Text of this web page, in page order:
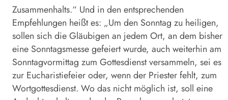
Zusammenhalts.“ Und in den entsprechenden
Empfehlungen heißt es: „Um den Sonntag zu heiligen,
sollen sich die Gläubigen an jedem Ort, an dem bisher
eine Sonntagsmesse gefeiert wurde, auch weiterhin am
Sonntagvormittag zum Gottesdienst versammeln, sei es
zur Eucharistiefeier oder, wenn der Priester fehlt, zum
Wortgottesdienst. Wo das nicht möglich ist, soll eine